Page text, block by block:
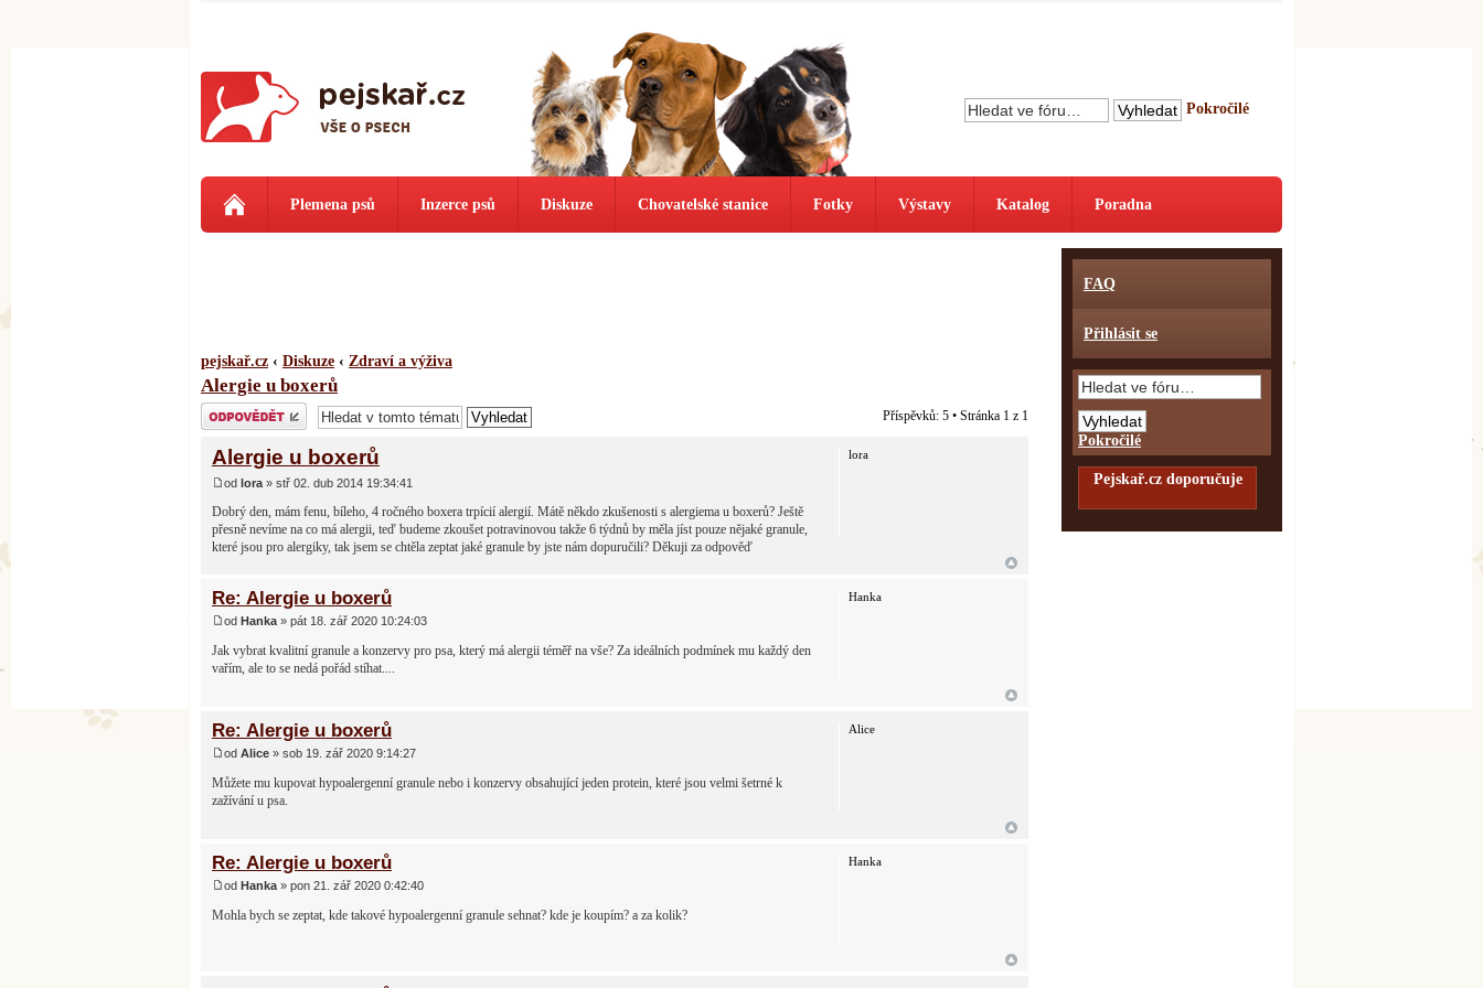
Pokročilé
Plemena psů Inzerce psů Diskuze Chovatelské stanice Fotky Výstavy Katalog Poradna
pejskař.cz ‹ Diskuze ‹ Zdraví a výživa
Alergie u boxerů
Odeslat odpověď Příspěvků: 5 • Stránka 1 z 1
Alergie u boxerů
od lora » stř 02. dub 2014 19:34:41
Dobrý den, mám fenu, bíleho, 4 ročného boxera trpícií alergií. Mátě někdo zkušenosti s alergiema u boxerů? Ještě
přesně nevíme na co má alergii, teď budeme zkoušet potravinovou takže 6 týdnů by měla jíst pouze nějaké granule,
které jsou pro alergiky, tak jsem se chtěla zeptat jaké granule by jste nám dopuručili? Děkuji za odpověď
lora
Re: Alergie u boxerů
od Hanka » pát 18. zář 2020 10:24:03
Jak vybrat kvalitní granule a konzervy pro psa, který má alergii téměř na vše? Za ideálních podmínek mu každý den
vařím, ale to se nedá pořád stíhat....
Hanka
Re: Alergie u boxerů
od Alice » sob 19. zář 2020 9:14:27
Můžete mu kupovat hypoalergenní granule nebo i konzervy obsahující jeden protein, které jsou velmi šetrné k
zažívání u psa.
Alice
Re: Alergie u boxerů
od Hanka » pon 21. zář 2020 0:42:40
Mohla bych se zeptat, kde takové hypoalergenní granule sehnat? kde je koupím? a za kolik?
Hanka
FAQ
Přihlásit se
Pokročilé
Pejskař.cz doporučuje